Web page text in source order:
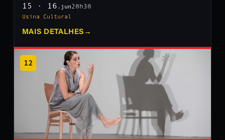
15 · 16 .jun20h30
Usina Cultural
MAIS DETALHES →
12